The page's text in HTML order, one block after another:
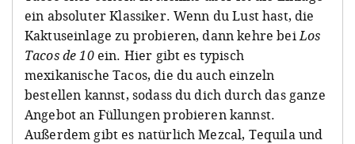
ein absoluter Klassiker. Wenn du Lust hast, die
Kaktuseinlage zu probieren, dann kehre beiLos
Tacos de 10ein. Hier gibt es typisch
mexikanische Tacos, die du auch einzeln
bestellen kannst, sodass du dich durch das ganze
Angebot an Füllungen probieren kannst.
Außerdem gibt es natürlich Mezcal, Tequila und